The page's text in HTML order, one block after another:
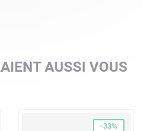
AUSSI VOUS
-33%